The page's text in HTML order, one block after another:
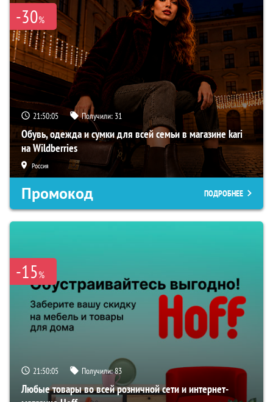
-30%
21:50:04 Получили: 31
Обувь, одежда и сумки для всей семьи в магазине kari
на Wildberries
Россия
Промокод ПОДРОБНЕЕ
-15%
21:50:04 Получили:83
Любые товары во всей розничной сети и интернет-